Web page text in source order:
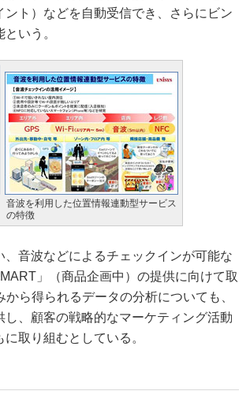
ト）などを自動受信でき、さらにビン
いう。
音波を利用した位置情報連動型サービス
の特徴
音波などによるチェックインが可能な
」（商品企画中）の提供に向けて取
ら得られるデータの分析についても、
、顧客の戦略的なマーケティング活動
取り組むとしている。